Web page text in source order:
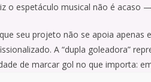
o espetáculo musical não é acaso
seu projeto não se apoia apenas
A “dupla goleadora”
de marcar gol no que importa: